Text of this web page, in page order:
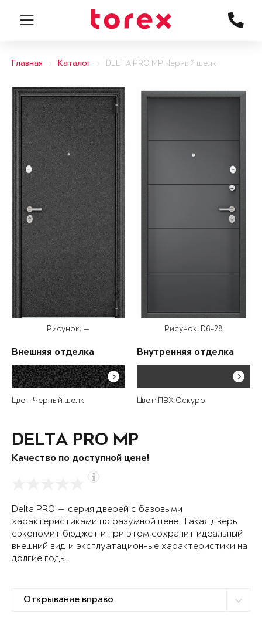
Главная Каталог DELTA PRO MP Черный шелк
Рисунок: —
Внешняя отделка
Цвет: Черный шелк
Рисунок: D6-28
Внутренняя отделка
Цвет: ПВХ Оскуро
DELTA PRO MP
Качество по доступной цене!
Delta PRO — серия дверей с базовыми
характеристиками по разумной цене. Такая дверь
сэкономит бюджет и при этом сохранит идеальный
внешний вид и эксплуатационные характеристики на
долгие годы.